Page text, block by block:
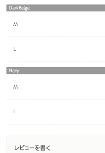
DarkBeige
M
Navy
M
レビューを書く